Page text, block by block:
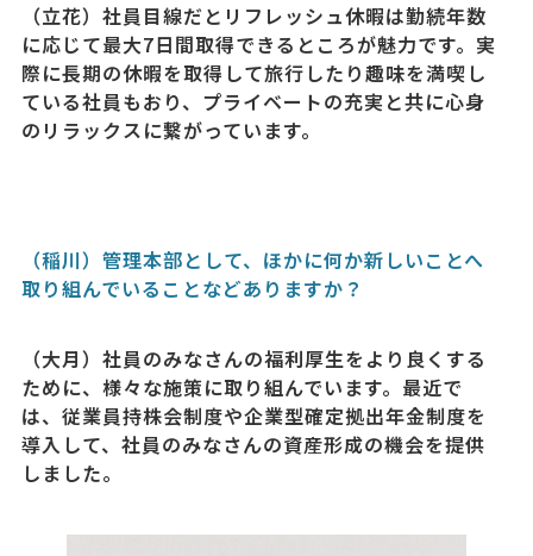
（立花）社員目線だとリフレッシュ休暇は勤続年数
に応じて最大7日間取得できるところが魅力です。実
際に長期の休暇を取得して旅行したり趣味を満喫し
ている社員もおり、プライベートの充実と共に心身
のリラックスに繋がっています。
（稲川）管理本部として、ほかに何か新しいことへ
取り組んでいることなどありますか？
（大月）社員のみなさんの福利厚生をより良くする
ために、様々な施策に取り組んでいます。最近で
は、従業員持株会制度や企業型確定拠出年金制度を
導入して、社員のみなさんの資産形成の機会を提供
しました。